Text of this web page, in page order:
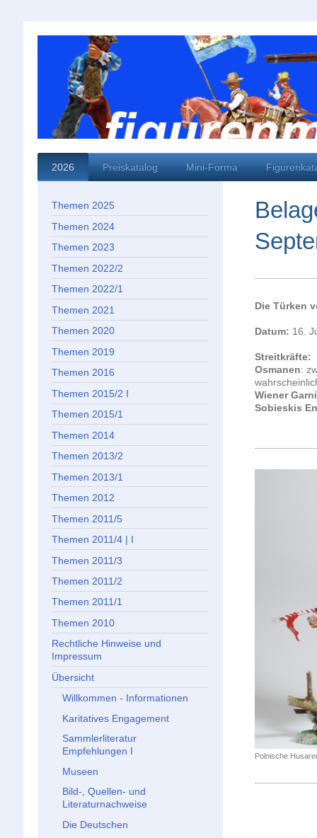
2026 Preiskatalog Mini-Forma
Die Türken
Datum: 16.
Streitkräfte:
Osmanen:
Wiener
Sobieskis
Polnische
Themen 2025
Themen 2024
Themen 2023
Themen 2022/2
Themen 2022/1
Themen 2021
Themen 2020
Themen 2019
Themen 2016
Themen 2015/2 I
Themen 2015/1
Themen 2014
Themen 2013/2
Themen 2013/1
Themen 2012
Themen 2011/5
Themen 2011/4 | I
Themen 2011/3
Themen 2011/2
Themen 2011/1
Themen 2010
Rechtliche Hinweise und
Impressum
Übersicht
Willkommen - Informationen
Karitatives Engagement
Sammlerliteratur
Empfehlungen I
Museen
Bild-, Quellen- und
Literaturnachweise
Die Deutschen